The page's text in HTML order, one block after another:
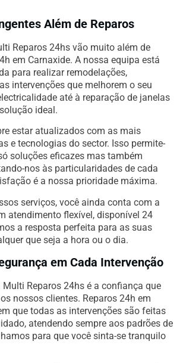
Além de Reparos
Reparos 24hs vão muito além de
em Carnaxide. A nossa equipa está
para realizar remodelações,
intervenções que melhorem o seu
até à reparação de janelas
ideal.
estar atualizados com as mais
e tecnologias do sector. Isso permite-
soluções eficazes mas também
nos às particularidades de cada
é a nossa prioridade máxima.
serviços, você ainda conta com a
atendimento flexível, disponível 24
a resposta perfeita para as suas
que seja a hora ou o dia.
em Cada Intervenção
Multi Reparos 24hs é a confiança que
nossos clientes. Reparos 24h em
que todas as intervenções são feitas
atendendo sempre aos padrões de
para que você sinta-se tranquilo